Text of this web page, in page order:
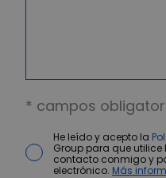
* campos
He leído y acepto la
Group para que
contacto conmigo y
electrónico. Más